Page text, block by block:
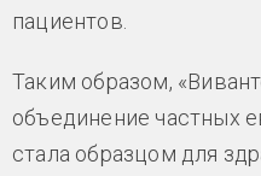
пациентов.
Таким образом,
объединение частных
стала образцом для